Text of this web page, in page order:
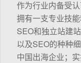
作为行业内备受
拥有一支专业技
SEO和独立站建
以及SEO的种种
中国出海企业；